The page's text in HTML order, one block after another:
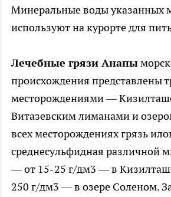
Минеральные воды указанных
используют на курорте для
Лечебные грязи Анапы
происхождения представлены
месторождениями —
Витазевским лиманами и
всех месторождениях грязь
среднесульфидная различной
— от 15-25 г/дм3 — в
250 г/дм3 — в озере Соленом.